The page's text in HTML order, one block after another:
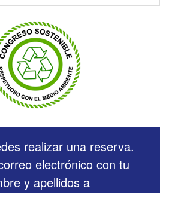
realizar una reserva.
electrónico con tu
y apellidos a